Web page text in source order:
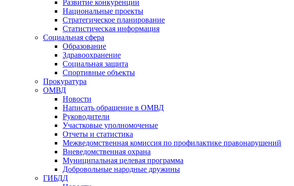
Развитие конкуренции
Национальные проекты
Стратегическое планирование
Статистическая информация
Социальная сфера
Образование
Здравоохранение
Социальная защита
Спортивные объекты
Прокуратура
ОМВД
Новости
Написать обращение в ОМВД
Руководители
Участковые уполномоченые
Отчеты и статистика
Межведомственная комиссия по профилактике правонарушений
Вневедомственная охрана
Муниципальная целевая программа
Добровольные народные дружины
ГИБДД